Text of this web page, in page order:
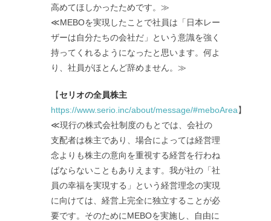
高めてほしかったためです。≫
≪MEBOを実現したことで社員は「日本レー
ザーは自分たちの会社だ」という意識を強く
持ってくれるようになったと思います。何よ
り、社員がほとんど辞めません。≫
【セリオの全員株主
https://www.serio.inc/about/message/#meboArea】
≪現行の株式会社制度のもとでは、会社の
支配者は株主であり、場合によっては経営理
念よりも株主の意向を重視する経営を行わね
ばならないこともありえます。我が社の「社
員の幸福を実現する」という経営理念の実現
に向けては、経営上完全に独立することが必
要です。そのためにMEBOを実施し、自由に